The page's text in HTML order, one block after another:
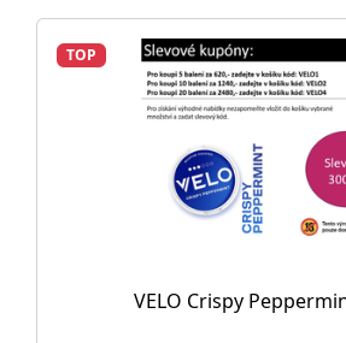
TOP
VELO Crispy